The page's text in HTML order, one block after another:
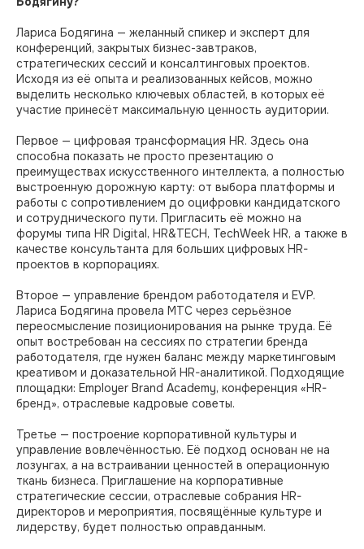
Лариса Бодягина — желанный спикер и эксперт для
конференций, закрытых бизнес-завтраков,
стратегических сессий и консалтинговых проектов.
Исходя из её опыта и реализованных кейсов, можно
выделить несколько ключевых областей, в которых её
участие принесёт максимальную ценность аудитории.
Первое — цифровая трансформация HR. Здесь она
способна показать не просто презентацию о
преимуществах искусственного интеллекта, а полностью
выстроенную дорожную карту: от выбора платформы и
работы с сопротивлением до оцифровки кандидатского
и сотруднического пути. Пригласить её можно на
форумы типа HR Digital, HR&TECH, TechWeek HR, а также в
качестве консультанта для больших цифровых HR-
проектов в корпорациях.
Второе — управление брендом работодателя и EVP.
Лариса Бодягина провела МТС через серьёзное
переосмысление позиционирования на рынке труда. Её
опыт востребован на сессиях по стратегии бренда
работодателя, где нужен баланс между маркетинговым
креативом и доказательной HR-аналитикой. Подходящие
площадки: Employer Brand Academy, конференция «HR-
бренд», отраслевые кадровые советы.
Третье — построение корпоративной культуры и
управление вовлечённостью. Её подход основан не на
лозунгах, а на встраивании ценностей в операционную
ткань бизнеса. Приглашение на корпоративные
стратегические сессии, отраслевые собрания HR-
директоров и мероприятия, посвящённые культуре и
лидерству, будет полностью оправданным.
Лидеры России
Мы в Max
HR-Архитектор